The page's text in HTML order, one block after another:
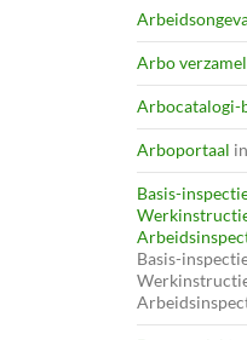
Arbo
Arbocatalogi-
Arboportaal
Basis-
Basis-